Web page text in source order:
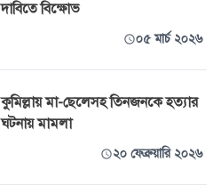
দাবিতে বিক্ষোভ
০৫ মার্চ ২০২৬
কুমিল্লায় মা-ছেলেসহ তিনজনকে হত্যার
ঘটনায় মামলা
২০ ফেব্রুয়ারি ২০২৬